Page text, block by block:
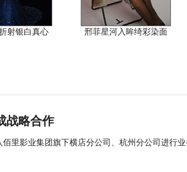
射银白真心 邢菲星河入眸绮彩染面
战略合作
里影业集团旗下横店分公司、杭州分公司进行